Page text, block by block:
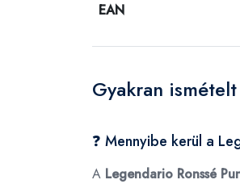
EAN
Gyakran
❓ Mennyibe kerül a
A Legendario Ronssé